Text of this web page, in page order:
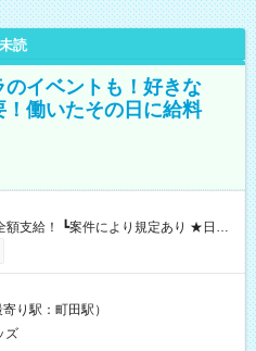
未読
イベントも！好きな
働いたその日に給料
いたその日に現金GET♪ お仕事後はコ
とせます！ 【試用期間】試
り駅：町田駅）
ズ